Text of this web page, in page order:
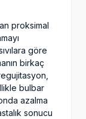
proksimal
göre
birkaç
bulbar
azalma
sonucu